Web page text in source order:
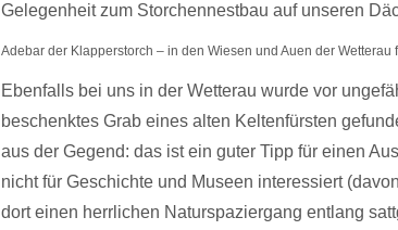
Gelegenheit zum Storchennestbau auf unseren
Adebar der Klapperstorch – in den Wiesen und Auen der Wetterau
Ebenfalls bei uns in der Wetterau wurde vor
beschenktes Grab eines alten Keltenfürsten
aus der Gegend: das ist ein guter Tipp für einen
nicht für Geschichte und Museen interessiert
dort einen herrlichen Naturspaziergang entlang